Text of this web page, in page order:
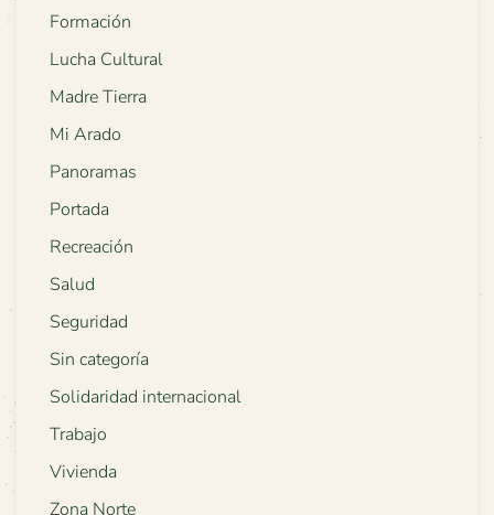
Formación
Lucha Cultural
Madre Tierra
Mi Arado
Panoramas
Portada
Recreación
Salud
Seguridad
Sin categoría
Solidaridad internacional
Trabajo
Vivienda
Zona Norte